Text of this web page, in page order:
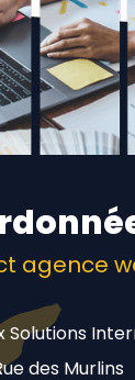
agence
Solutions
des Murlins